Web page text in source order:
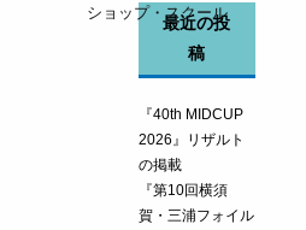
ショップ・スクール
最近の投
稿
『40th MIDCUP
2026』リザルト
の掲載
『第10回横須
賀・三浦フォイル